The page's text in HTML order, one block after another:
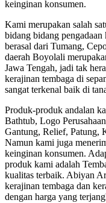
keinginan konsumen.
Kami merupakan salah
bidang bidang
berasal dari Tumang,
daerah Boyolali
Jawa Tengah, jadi tak
kerajinan tembaga di
sangat terkenal baik di
Produk-produk andalan
Bathtub, Logo
Gantung, Relief, Patung,
Namun kami juga
keinginan konsumen.
produk kami adalah
kualitas terbaik. Abiyan
kerajinan tembaga dan
dengan harga yang